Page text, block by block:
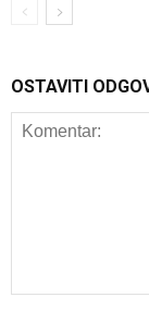
OSTAVITI